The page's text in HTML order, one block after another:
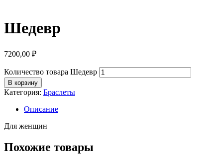
Шедевр
7200,00 ₽
Количество товара Шедевр
В корзину
Категория: Браслеты
Описание
Для женщин
Похожие товары